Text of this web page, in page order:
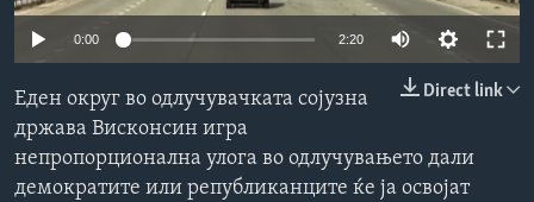
0:00 2:20
Direct link
Еден округ во одлучувачката сојузна
држава Висконсин игра
непропорционална улога во одлучувањето дали
демократите или републиканците ќе ја освојат